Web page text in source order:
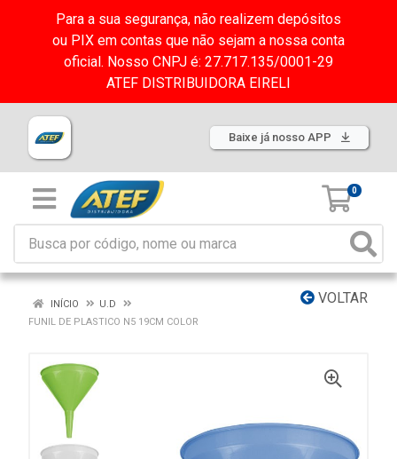
Para a sua segurança, não realizem depósitos
ou PIX em contas que não sejam a nossa conta
oficial. Nosso CNPJ é: 27.717.135/0001-29
ATEF DISTRIBUIDORA EIRELI
Baixe já nosso APP
0
VOLTAR
INÍCIO
U.D
FUNIL DE PLASTICO N5 19CM COLOR